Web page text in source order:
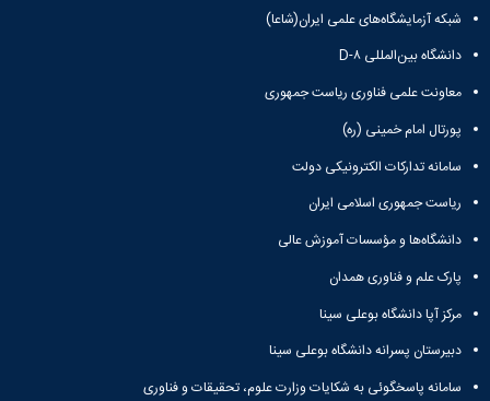
و
اجتماعی
نهاد
نمایندگی
مقام
معظم
رهبری
با
دانشگاه
های
شبکه آزمایشگاه‌های علمی ایران(شاعا)
دانشگاه بین‌المللی D-۸
معاونت علمی فناوری ریاست جمهوری
پورتال امام خمینی (ره)
سامانه تدارکات الکترونیکی دولت
ریاست جمهوری اسلامی ایران
دانشگاه‌ها و مؤسسات آموزش عالی
پارک علم و فناوری همدان
مرکز آپا دانشگاه بوعلی سینا
دبیرستان پسرانه دانشگاه بوعلی سینا
سامانه پاسخگوئی به شکایات وزارت علوم، تحقیقات و فناوری